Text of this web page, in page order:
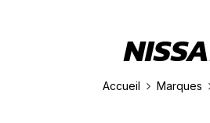
Accueil Marques